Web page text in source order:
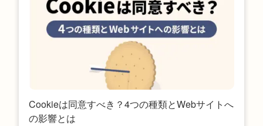
Cookieは同意すべき？4つの種類とWebサイトへ
の影響とは